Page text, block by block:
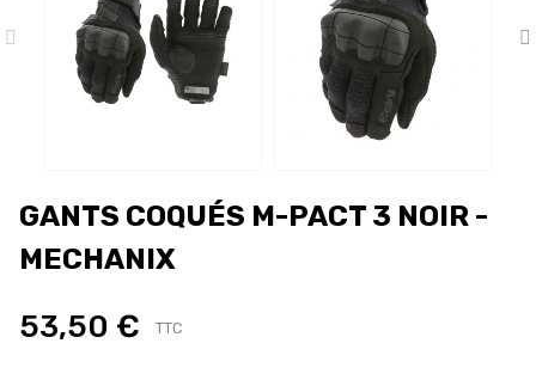
GANTS COQUÉS M-PACT 3 NOIR -
MECHANIX
53,50 € TTC